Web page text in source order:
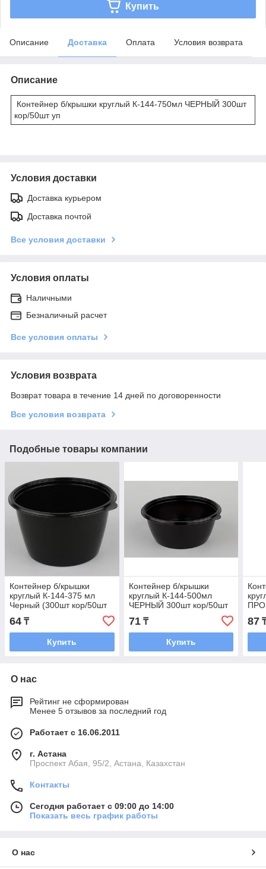
Купить
Описание Доставка Оплата Условия возврата
Описание
Контейнер б/крышки круглый К-144-750мл ЧЕРНЫЙ 300шт
кор/50шт уп
Условия доставки
Доставка курьером
Доставка почтой
Все условия доставки
Условия оплаты
Наличными
Безналичный расчет
Все условия оплаты
Условия возврата
Возврат товара в течение 14 дней по договоренности
Все условия возврата
Подобные товары компании
Контейнер б/крышки
круглый К-144-375 мл
Черный (300шт кор/50шт
уп) ПолиЭр (шт.)
64 ₸
Купить
Контейнер б/крышки
круглый К-144-500мл
ЧЕРНЫЙ 300шт кор/50шт
71₸
Купить
87
О нас
Рейтинг не сформирован
Менее 5 отзывов за последний год
Работает с 16.06.2011
г. Астана
​Проспект Абая, 95/2, Астана, Казахстан
Контакты
Сегодня работает с 09:00 до 14:00
Показать весь график работы
О нас